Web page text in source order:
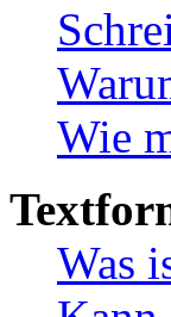
Wie
Was